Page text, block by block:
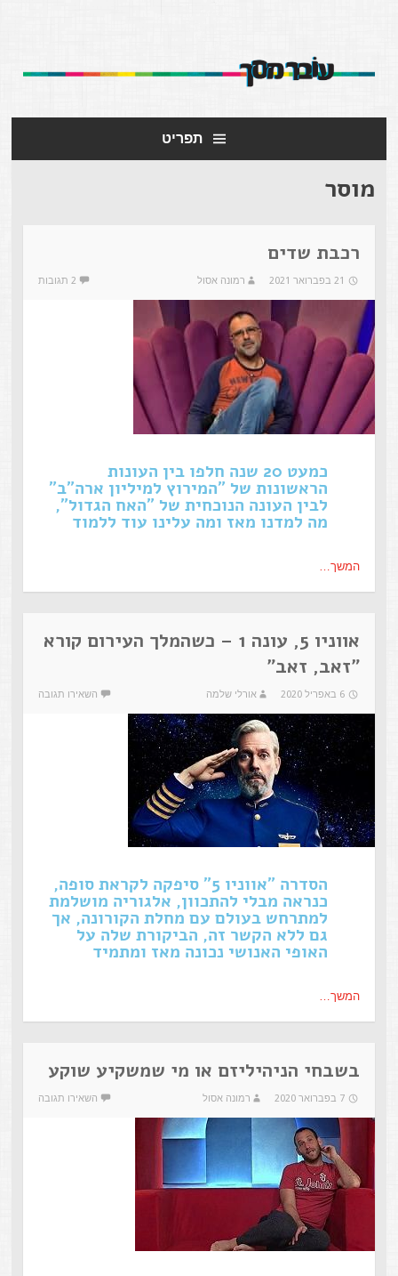
עובר מסך
אתר העוסק במסרים שמעבירות תכניות הטלוויזיה.
תפריט
מוסר
רכבת שדים
21 בפברואר 2021 רמונה אסול 2 תגובות
כמעט 20 שנה חלפו בין העונות
הראשונות של "המירוץ למיליון ארה"ב"
לבין העונה הנוכחית של "האח הגדול",
מה למדנו מאז ומה עלינו עוד ללמוד
המשך…
אווניו 5, עונה 1 – כשהמלך העירום קורא
"זאב, זאב"
6 באפריל 2020 אורלי שלמה השאירו תגובה
הסדרה "אווניו 5" סיפקה לקראת סופה,
כנראה מבלי להתכוון, אלגוריה מושלמת
למתרחש בעולם עם מחלת הקורונה, אך
גם ללא הקשר זה, הביקורת שלה על
האופי האנושי נכונה מאז ומתמיד
המשך…
בשבחי הניהיליזם או מי שמשקיע שוקע
7 בפברואר 2020 רמונה אסול השאירו תגובה